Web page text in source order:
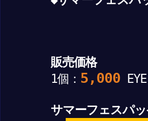
販売価格
1個： 5,000
サマーフェスパ